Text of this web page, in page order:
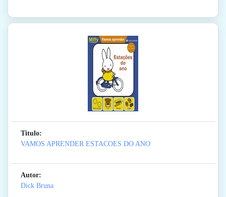
Titulo:
VAMOS APRENDER ESTACOES DO ANO
Autor:
Dick Bruna